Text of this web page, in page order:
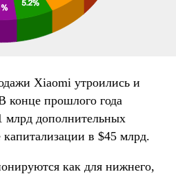
Xiaomi утроились и
конце прошлого года
млрд дополнительных
в $45 млрд.
как для нижнего,